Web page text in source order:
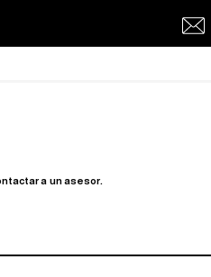
a un asesor.